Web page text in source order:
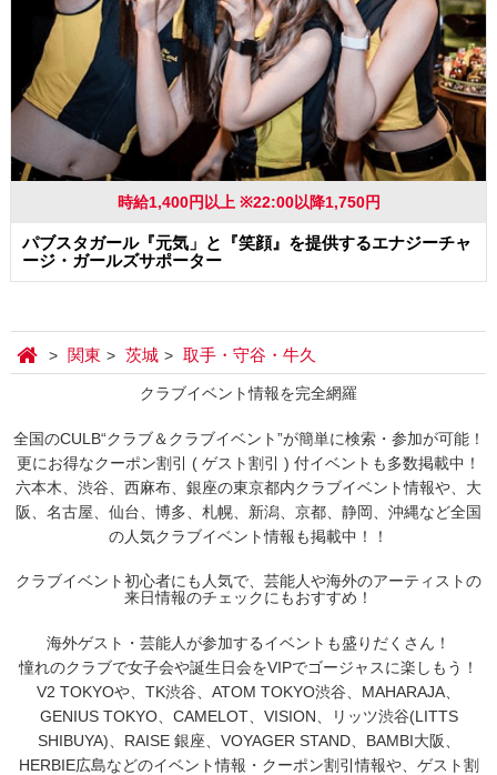
時給1,400円以上 ※22:00以降1,750円
パブスタガール『元気」と『笑顔』を提供するエナジーチャ
ージ・ガールズサポーター
関東 茨城 取手・守谷・牛久
クラブイベント情報を完全網羅
全国のCULB“クラブ＆クラブイベント”が簡単に検索・参加が可能！
更にお得なクーポン割引 ( ゲスト割引 ) 付イベントも多数掲載中！
六本木、渋谷、西麻布、銀座の東京都内クラブイベント情報や、大
阪、名古屋、仙台、博多、札幌、新潟、京都、静岡、沖縄など全国
の人気クラブイベント情報も掲載中！！
クラブイベント初心者にも人気で、芸能人や海外のアーティストの
来日情報のチェックにもおすすめ！
海外ゲスト・芸能人が参加するイベントも盛りだくさん！
憧れのクラブで女子会や誕生日会をVIPでゴージャスに楽しもう！
V2 TOKYOや、TK渋谷、ATOM TOKYO渋谷、MAHARAJA、
GENIUS TOKYO、CAMELOT、VISION、リッツ渋谷(LITTS
SHIBUYA)、RAISE 銀座、VOYAGER STAND、BAMBI大阪、
HERBIE広島などのイベント情報・クーポン割引情報や、ゲスト割